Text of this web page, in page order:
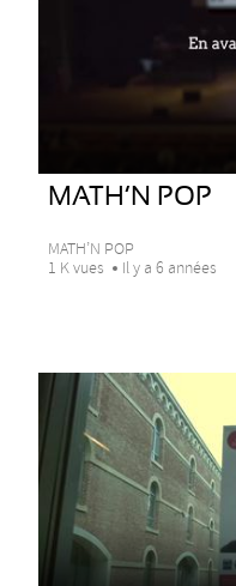
MATH’N POP
MATH’N POP
1 K vues
Il y a 6 années